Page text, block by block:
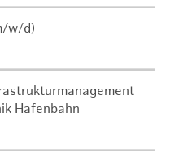
w/d)
Hafenbahn